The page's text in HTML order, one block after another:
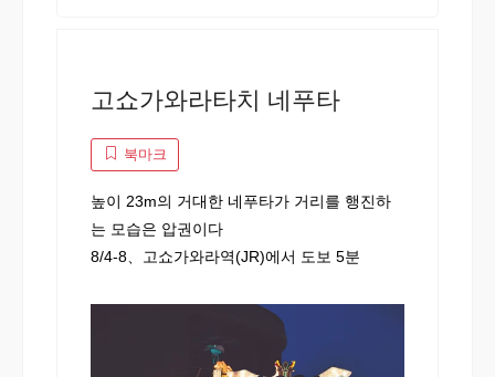
고쇼가와라타치 네푸타
북마크
높이 23m의 거대한 네푸타가 거리를 행진하
는 모습은 압권이다
8/4-8、고쇼가와라역(JR)에서 도보 5분